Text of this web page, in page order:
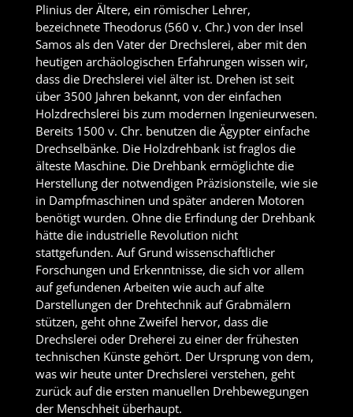
Plinius der Ältere, ein römischer Lehrer,
bezeichnete Theodorus (560 v. Chr.) von der Insel
Samos als den Vater der Drechslerei, aber mit den
heutigen archäologischen Erfahrungen wissen wir,
dass die Drechslerei viel älter ist. Drehen ist seit
über 3500 Jahren bekannt, von der einfachen
Holzdrechslerei bis zum modernen Ingenieurwesen.
Bereits 1500 v. Chr. benutzen die Ägypter einfache
Drechselbänke. Die Holzdrehbank ist fraglos die
älteste Maschine. Die Drehbank ermöglichte die
Herstellung der notwendigen Präzisionsteile, wie sie
in Dampfmaschinen und später anderen Motoren
benötigt wurden. Ohne die Erfindung der Drehbank
hätte die industrielle Revolution nicht
stattgefunden. Auf Grund wissenschaftlicher
Forschungen und Erkenntnisse, die sich vor allem
auf gefundenen Arbeiten wie auch auf alte
Darstellungen der Drehtechnik auf Grabmälern
stützen, geht ohne Zweifel hervor, dass die
Drechslerei oder Dreherei zu einer der frühesten
technischen Künste gehört. Der Ursprung von dem,
was wir heute unter Drechslerei verstehen, geht
zurück auf die ersten manuellen Drehbewegungen
der Menschheit überhaupt.